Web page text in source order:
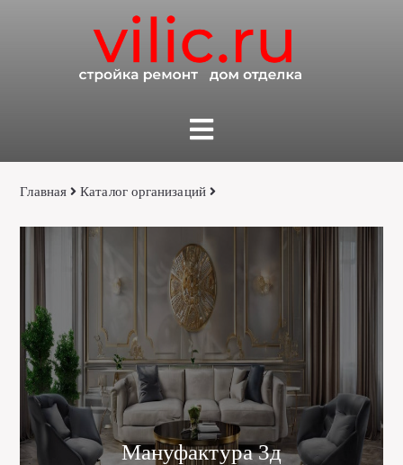
Главная Каталог организаций
Мануфактура 3д